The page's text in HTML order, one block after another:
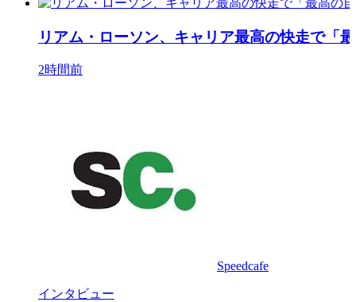
リアム・ローソン、キャリア最高の快走で「
2時間前
Speedcafe
インタビュー